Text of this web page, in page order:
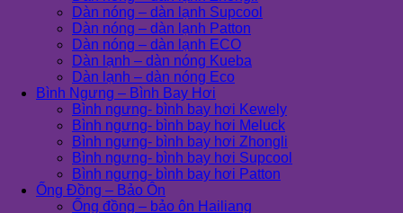
Dàn nóng – dàn lạnh Supcool
Dàn nóng – dàn lạnh Patton
Dàn nóng – dàn lạnh ECO
Dàn lạnh – dàn nóng Kueba
Dàn lạnh – dàn nóng Eco
Bình Ngưng – Bình Bay Hơi
Bình ngưng- bình bay hơi Kewely
Bình ngưng- bình bay hơi Meluck
Bình ngưng- bình bay hơi Zhongli
Bình ngưng- bình bay hơi Supcool
Bình ngưng- bình bay hơi Patton
Ống Đồng – Bảo Ôn
Ống đồng – bảo ôn Hailiang